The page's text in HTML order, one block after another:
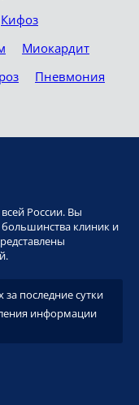
Кифоз
Миокардит
Пневмония
России. Вы
клиник и
последние сутки
информации